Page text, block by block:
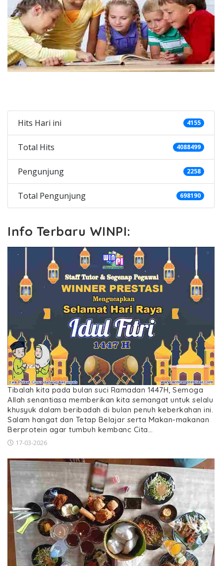
Hits Hari ini 4155
Total Hits 4088499
Pengunjung 2258
Total Pengunjung 698190
Info Terbaru WINPI:
Tibalah kita pada bulan suci Ramadan 1447H, Semoga
Allah senantiasa memberikan kita semangat untuk selalu
khusyuk dalam beribadah di bulan penuh keberkahan ini.
Salam hangat dan Tetap Belajar serta Makan-makanan
Berprotein agar tumbuh kembanc Cita…
17-03-2026